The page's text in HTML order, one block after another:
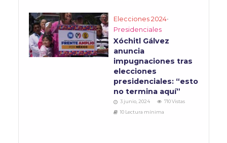
Elecciones 2024•
Presidenciales
Xóchitl Gálvez
anuncia
impugnaciones tras
elecciones
presidenciales: “esto
no termina aquí”
3 junio, 2024
710 Vistas
10 Lectura mínima